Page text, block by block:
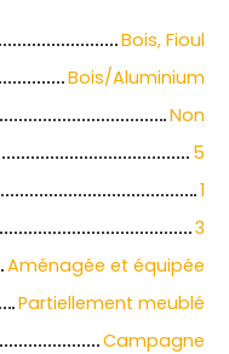
Bois, Fioul
Bois/Aluminium
Non
5
1
3
Aménagée et équipée
Partiellement meublé
Campagne